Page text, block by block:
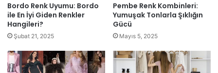
Bordo Renk Uyumu: Bordo
ile En İyi Giden Renkler
Hangileri?
Şubat 21, 2025
Pembe Renk Kombinleri:
Yumuşak Tonlarla Şıklığın
Gücü
Mayıs 5, 2025